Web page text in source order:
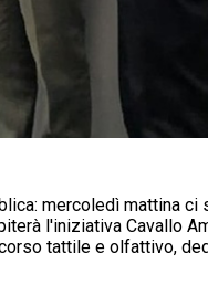
mercoledì mattina
l'iniziativa Cavallo
tattile e olfattivo,